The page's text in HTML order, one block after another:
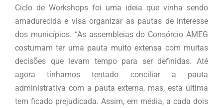
Ciclo de Workshops foi uma ideia que vinha sendo
amadurecida e visa organizar as pautas de interesse
dos municípios. “As assembleias do Consórcio AMEG
costumam ter uma pauta muito extensa com muitas
decisões que levam tempo para ser definidas. Até
agora tínhamos tentado conciliar a pauta
administrativa com a pauta externa, mas, esta última
tem ficado prejudicada. Assim, em média, a cada dois